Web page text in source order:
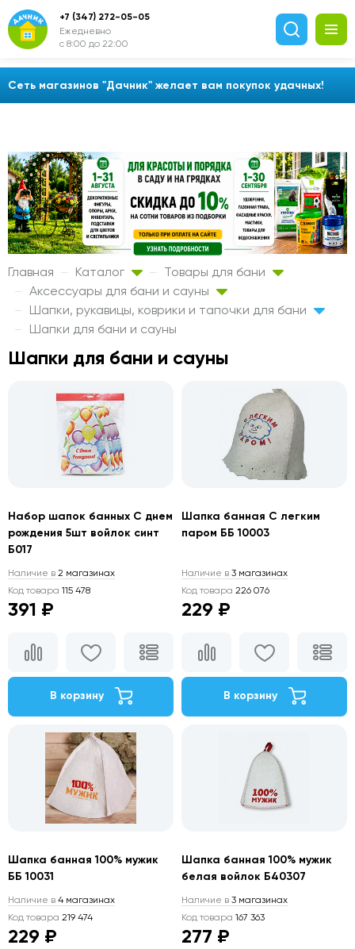
Сеть магазинов "Дачник" желает вам покупок удачных!
+7 (347) 272-05-05
Ежедневно
с 8:00 до 22:00
Главная Каталог
Товары для бани
Аксессуары для бани и сауны
Шапки, рукавицы, коврики и тапочки для бани
Шапки для бани и сауны
Шапки для бани и сауны
Набор шапок банных С днем
рождения 5шт войлок синт
Б017
Наличие в 2 магазинах
Код товара 115 478
391 ₽
В корзину
Шапка банная С легким
паром ББ 10003
Наличие в 3 магазинах
Код товара 226 076
229 ₽
В корзину
Шапка банная 100% мужик
ББ 10031
Наличие в 4 магазинах
Код товара 219 474
229 ₽
Шапка банная 100% мужик
белая войлок Б40307
Наличие в 3 магазинах
Код товара 167 363
277 ₽